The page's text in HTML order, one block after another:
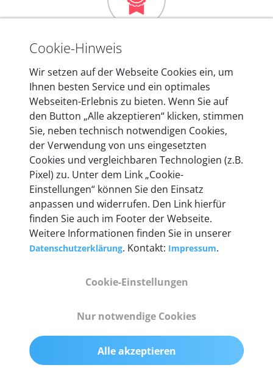
Mehr als 10 Jahre Erfahrung
In den Kfz-Diagnosegeräten von autoaid stecken
mehr als 10 Jahre Erfahrung, und auch in Zukunft
entwickeln wir unsere Produkte am Standort in
Berlin laufend weiter. Auf diese Qualität vertrauen
heute mehr als 60.000 Privatkunden und
Unternehmen.
Technische Details &
Lieferumfang
Abmessungen
Gewicht
200 g
Cookie-Hinweis
Wir setzen auf der Webseite Cookies ein, um
Ihnen besten Service und ein optimales
Webseiten-Erlebnis zu bieten. Wenn Sie auf
den Button „Alle akzeptieren“ klicken, stimmen
Sie, neben technisch notwendigen Cookies,
der Verwendung von uns eingesetzten
Cookies und vergleichbaren Technologien (z.B.
Pixel) zu. Unter dem Link „Cookie-
Einstellungen“ können Sie den Einsatz
anpassen und widerrufen. Den Link hierfür
finden Sie auch im Footer der Webseite.
Weitere Informationen finden Sie in unserer
Datenschutzerklärung. Kontakt: Impressum.
Cookie-Einstellungen
Nur notwendige Cookies
Alle akzeptieren